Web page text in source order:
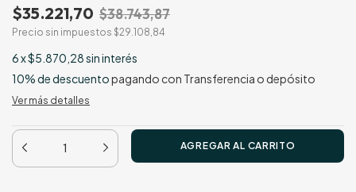
$35.221,70 $38.743,87
Precio sin impuestos $29.108,84
6x$5.870,28sin interés
10% de descuentopagando con Transferencia o depósito
Ver más detalles